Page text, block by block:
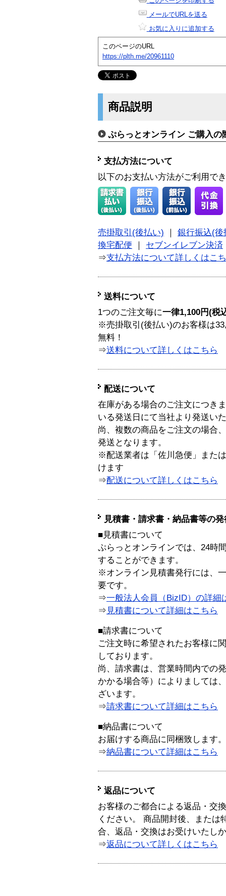
メールでURLを送る
お気に入りに追加する
このページのURL
https://plth.me/20961110
商品説明
ぷらっとオンライン ご購入の
支払方法について
以下のお支払い方法がご利用で
売掛取引(後払い)
銀行振込(後
換宅配便
セブンイレブン決済
⇒支払方法について詳しくはこ
送料について
1つのご注文毎に一律1,100円(税
※売掛取引(後払い)のお客様は
無料！
⇒送料について詳しくはこちら
配送について
在庫がある場合のご注文につき
いる発送日にて当社より発送い
尚、複数の商品をご注文の場合
発送となります。
※配送業者は「佐川急便」また
けます
⇒配送について詳しくはこちら
見積書・請求書・納品書等の
■見積書について
ぷらっとオンラインでは、24時
することができます。
※オンライン見積書発行には、
要です。
⇒一般法人会員（BizID）の詳細
⇒ 見積書について詳細はこちら
■請求書について
ご注文時に希望されたお客様に
しております。
尚、請求書は、営業時間内での
かかる場合等）によりましては
ざいます。
⇒請求書について詳細はこちら
■納品書について
お届けする商品に同梱致します。
⇒納品書について詳細はこちら
返品について
お客様のご都合による返品・交
ください。 商品開封後、または
合、返品・交換はお受けいたし
⇒返品について詳しくはこちら